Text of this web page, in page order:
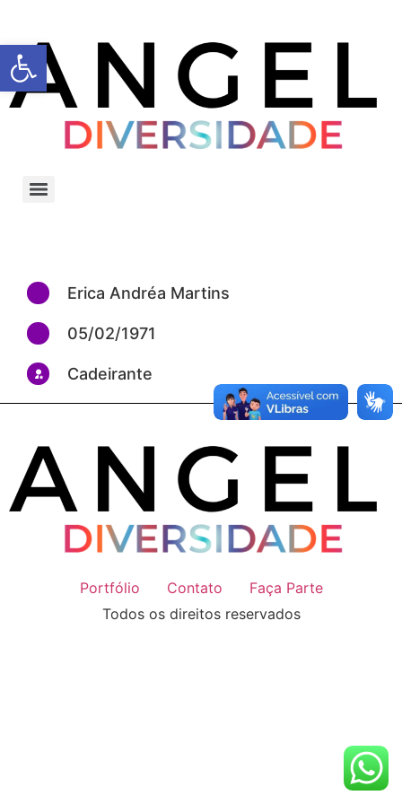
Barra de Ferramentas Aberta
Erica Andréa Martins
05/02/1971
Cadeirante
Portfólio Contato
Faça Parte
Todos os direitos reservados